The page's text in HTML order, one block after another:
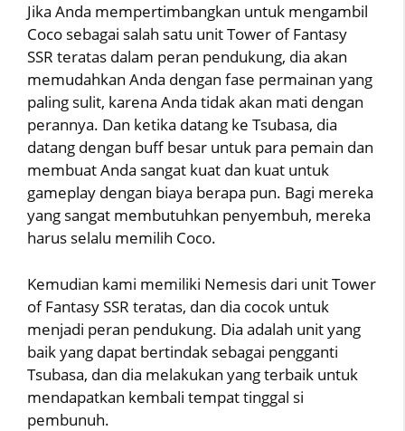
Jika Anda mempertimbangkan untuk mengambil
Coco sebagai salah satu unit Tower of Fantasy
SSR teratas dalam peran pendukung, dia akan
memudahkan Anda dengan fase permainan yang
paling sulit, karena Anda tidak akan mati dengan
perannya. Dan ketika datang ke Tsubasa, dia
datang dengan buff besar untuk para pemain dan
membuat Anda sangat kuat dan kuat untuk
gameplay dengan biaya berapa pun. Bagi mereka
yang sangat membutuhkan penyembuh, mereka
harus selalu memilih Coco.
Kemudian kami memiliki Nemesis dari unit Tower
of Fantasy SSR teratas, dan dia cocok untuk
menjadi peran pendukung. Dia adalah unit yang
baik yang dapat bertindak sebagai pengganti
Tsubasa, dan dia melakukan yang terbaik untuk
mendapatkan kembali tempat tinggal si
pembunuh.